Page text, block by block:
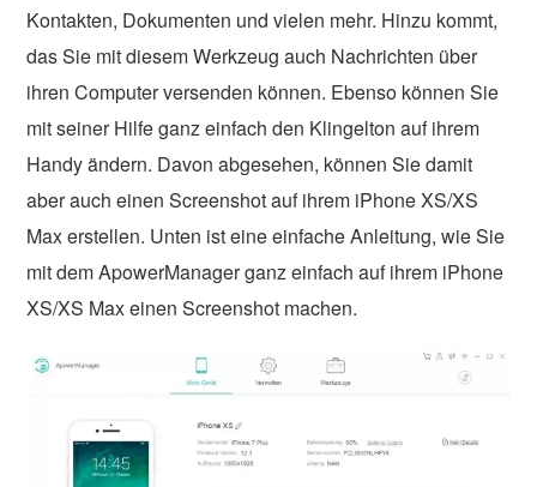
Kontakten, Dokumenten und vielen mehr. Hinzu kommt,
das Sie mit diesem Werkzeug auch Nachrichten über
ihren Computer versenden können. Ebenso können Sie
mit seiner Hilfe ganz einfach den Klingelton auf ihrem
Handy ändern. Davon abgesehen, können Sie damit
aber auch einen Screenshot auf ihrem iPhone XS/XS
Max erstellen. Unten ist eine einfache Anleitung, wie Sie
mit dem ApowerManager ganz einfach auf ihrem iPhone
XS/XS Max einen Screenshot machen.